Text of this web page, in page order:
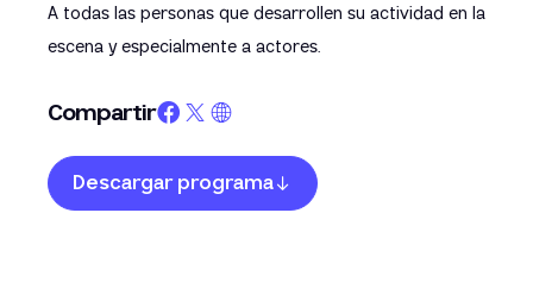
Descargar programa
A todas las personas que desarrollen su actividad en la
escena y especialmente a actores.
Compartir